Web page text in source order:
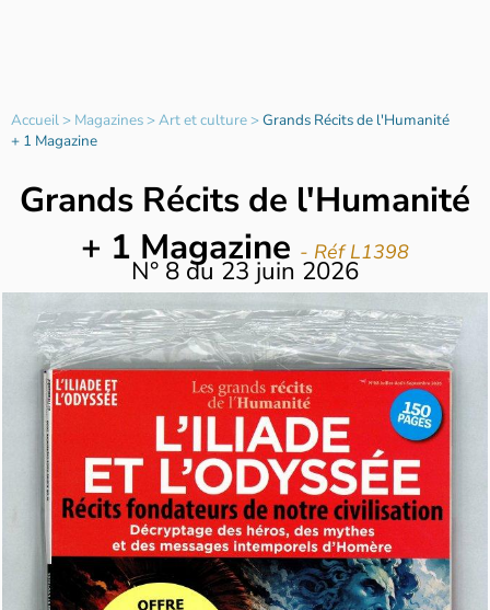
Accueil> Magazines>Art et culture>Grands Récits de l'Humanité
+ 1 Magazine
Grands Récits de l'Humanité
+ 1 Magazine - Réf L1398
N° 8 du23 juin 2026